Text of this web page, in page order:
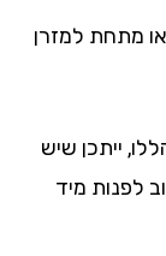
או מתחת למזרן
ייתכן שיש
לפנות מיד